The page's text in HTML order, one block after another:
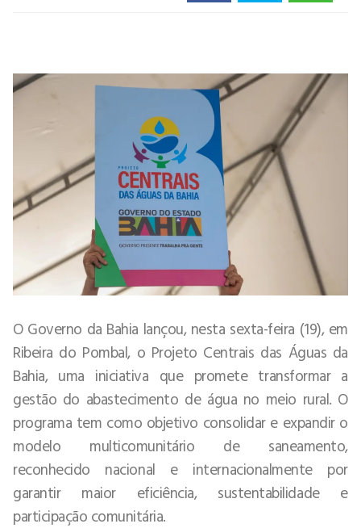
O Governo da Bahia lançou, nesta sexta-feira (19), em
Ribeira do Pombal, o Projeto Centrais das Águas da
Bahia, uma iniciativa que promete transformar a
gestão do abastecimento de água no meio rural. O
programa tem como objetivo consolidar e expandir o
modelo multicomunitário de saneamento,
reconhecido nacional e internacionalmente por
garantir maior eficiência, sustentabilidade e
participação comunitária.